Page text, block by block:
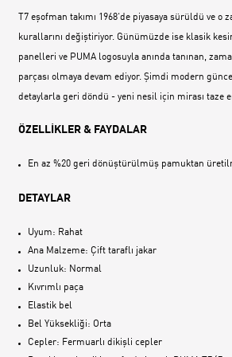
T7 eşofman takımı 1968‘de piyasaya sürüldü ve o
kurallarını değiştiriyor. Günümüzde ise klasik
panelleri ve PUMA logosuyla anında tanınan,
parçası olmaya devam ediyor. Şimdi modern
detaylarla geri döndü - yeni nesil için mirası taze
ÖZELLİKLER & FAYDALAR
En az %20 geri dönüştürülmüş pamuktan
DETAYLAR
Uyum: Rahat
Ana Malzeme: Çift taraflı jakar
Uzunluk: Normal
Kıvrımlı paça
Elastik bel
Bel Yüksekliği: Orta
Cepler: Fermuarlı dikişli cepler